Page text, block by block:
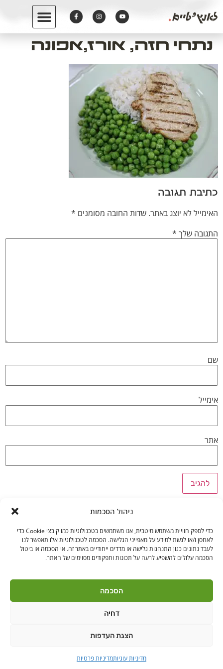
ניהול הסכמות
כדי לספק חוויית משתמש מיטבית, אנו משתמשים בטכנולוגיות כמו קובצי Cookie כדי
לאחסן ו/או לגשת למידע על מאפייני הגלישה. הסכמה לטכנולוגיות אלו תאפשר לנו
לעבד נתונים כגון התנהגות גלישה או מדדים ייחודיים באתר זה. אי הסכמה או ביטול
הסכמה עלולים להשפיע לרעה על תכונות ותפקודים מסוימים של האתר.
הסכמה
דחיה
הצגת העדפות
מדיניות עוגיותמדיניות פרטיות
נתחי חזה, אורז,אפונה
כתיבת תגובה
האימייל לא יוצג באתר. שדות החובה מסומנים *
התגובה שלך *
שם
אימייל
אתר
בקרו אותנו